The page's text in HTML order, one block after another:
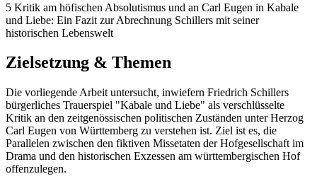
5 Kritik am höfischen Absolutismus und an Carl Eugen in Kabale
und Liebe: Ein Fazit zur Abrechnung Schillers mit seiner
historischen Lebenswelt
Zielsetzung & Themen
Die vorliegende Arbeit untersucht, inwiefern Friedrich Schillers
bürgerliches Trauerspiel "Kabale und Liebe" als verschlüsselte
Kritik an den zeitgenössischen politischen Zuständen unter Herzog
Carl Eugen von Württemberg zu verstehen ist. Ziel ist es, die
Parallelen zwischen den fiktiven Missetaten der Hofgesellschaft im
Drama und den historischen Exzessen am württembergischen Hof
offenzulegen.